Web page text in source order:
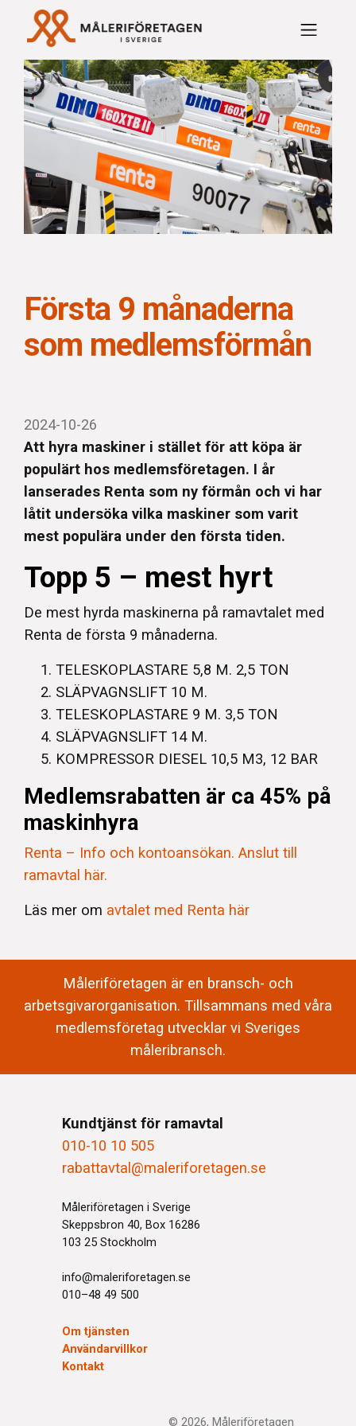
Första 9 månaderna
som medlemsförmån
2024-10-26
Att hyra maskiner i stället för att köpa är
populärt hos medlemsföretagen. I år
lanserades Renta som ny förmån och vi har
låtit undersöka vilka maskiner som varit
mest populära under den första tiden.
Topp 5 – mest hyrt
De mest hyrda maskinerna på ramavtalet med
Renta de första 9 månaderna.
TELESKOPLASTARE 5,8 M. 2,5 TON
SLÄPVAGNSLIFT 10 M.
TELESKOPLASTARE 9 M. 3,5 TON
SLÄPVAGNSLIFT 14 M.
KOMPRESSOR DIESEL 10,5 M3, 12 BAR
Medlemsrabatten är ca 45% på
maskinhyra
Renta – Info och kontoansökan. Anslut till
ramavtal här.
Läs mer om avtalet med Renta här
Måleriföretagen är en bransch- och
arbetsgivarorganisation. Tillsammans med våra
medlemsföretag utvecklar vi Sveriges
måleribransch.
Kundtjänst för ramavtal
010-10 10 505
rabattavtal@maleriforetagen.se
Måleriföretagen i Sverige
Skeppsbron 40, Box 16286
103 25 Stockholm
info@maleriforetagen.se
010–48 49 500
Om tjänsten
Användarvillkor
Kontakt
© 2026, Måleriföretagen